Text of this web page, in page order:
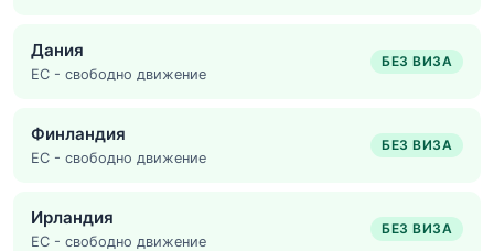
Дания
ЕС - свободно движение
БЕЗ ВИЗА
Финландия
ЕС - свободно движение
БЕЗ ВИЗА
Ирландия
ЕС - свободно движение
БЕЗ ВИЗА